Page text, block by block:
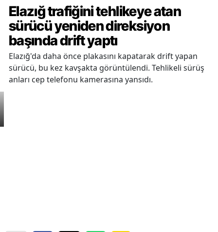
Elazığ trafiğini tehlikeye atan
sürücü yeniden direksiyon
başında drift yaptı
Elazığ'da daha önce plakasını kapatarak drift yapan
sürücü, bu kez kavşakta görüntülendi. Tehlikeli sürüş
anları cep telefonu kamerasına yansıdı.